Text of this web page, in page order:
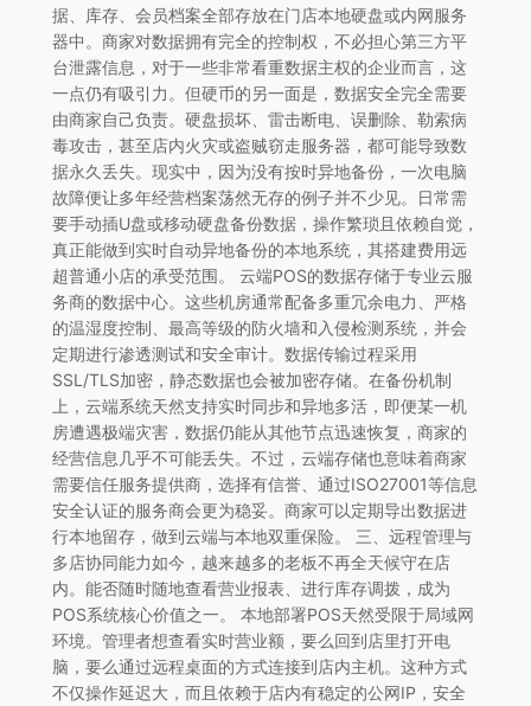
据、库存、会员档案全部存放在门店本地硬盘或内网服务
器中。商家对数据拥有完全的控制权，不必担心第三方平
台泄露信息，对于一些非常看重数据主权的企业而言，这
一点仍有吸引力。但硬币的另一面是，数据安全完全需要
由商家自己负责。硬盘损坏、雷击断电、误删除、勒索病
毒攻击，甚至店内火灾或盗贼窃走服务器，都可能导致数
据永久丢失。现实中，因为没有按时异地备份，一次电脑
故障便让多年经营档案荡然无存的例子并不少见。日常需
要手动插U盘或移动硬盘备份数据，操作繁琐且依赖自觉，
真正能做到实时自动异地备份的本地系统，其搭建费用远
超普通小店的承受范围。 云端POS的数据存储于专业云服
务商的数据中心。这些机房通常配备多重冗余电力、严格
的温湿度控制、最高等级的防火墙和入侵检测系统，并会
定期进行渗透测试和安全审计。数据传输过程采用
SSL/TLS加密，静态数据也会被加密存储。在备份机制
上，云端系统天然支持实时同步和异地多活，即便某一机
房遭遇极端灾害，数据仍能从其他节点迅速恢复，商家的
经营信息几乎不可能丢失。不过，云端存储也意味着商家
需要信任服务提供商，选择有信誉、通过ISO27001等信息
安全认证的服务商会更为稳妥。商家可以定期导出数据进
行本地留存，做到云端与本地双重保险。 三、远程管理与
多店协同能力如今，越来越多的老板不再全天候守在店
内。能否随时随地查看营业报表、进行库存调拨，成为
POS系统核心价值之一。 本地部署POS天然受限于局域网
环境。管理者想查看实时营业额，要么回到店里打开电
脑，要么通过远程桌面的方式连接到店内主机。这种方式
不仅操作延迟大，而且依赖于店内有稳定的公网IP，安全